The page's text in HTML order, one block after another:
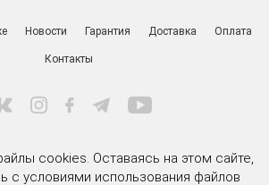
Новости Гарантия Доставка Оплата
Контакты
cookies. Оставаясь на этом сайте,
с условиями использования файлов